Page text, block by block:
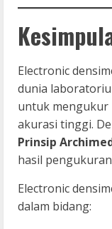
Electronic
dunia
untuk mengukur
akurasi tinggi.
Prinsip
hasil
Electronic
dalam bidang: